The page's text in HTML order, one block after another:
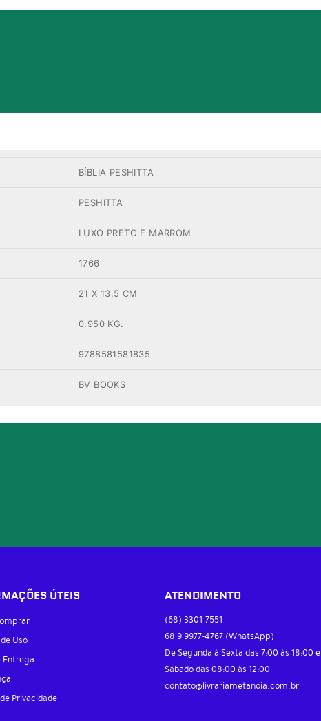
BÍBLIA PESHITTA
PESHITTA
LUXO PRETO E MARROM
1766
21 X 13,5 CM
0.950 KG.
9788581581835
BV BOOKS
ÚTEIS
Uso
Entrega
Privacidade
ATENDIMENTO
(68) 3301-7551
68 9 9977-4767 (WhatsApp)
De Segunda à Sexta das 7:00 às 18:00 e
Sábado das 08:00 às 12:00
contato@livrariametanoia.com.br